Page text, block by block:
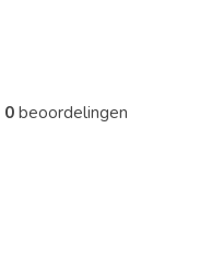
0beoordelingen